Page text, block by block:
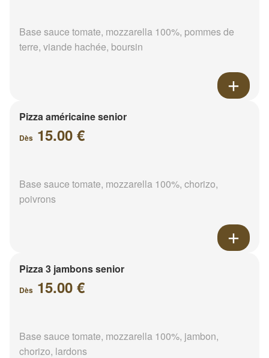
Base sauce tomate, mozzarella 100%, pommes de
terre, viande hachée, boursin
Pizza américaine senior
Dès 15.00 €
Base sauce tomate, mozzarella 100%, chorizo,
poivrons
Pizza 3 jambons senior
Dès 15.00 €
Base sauce tomate, mozzarella 100%, jambon,
chorizo, lardons